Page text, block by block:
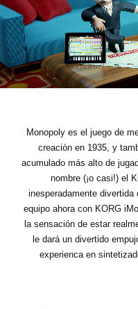
Ubicación
Redes Sociales
Monopoly es el juego de
creación en 1935, y
acumulado más alto de
nombre (¡o casi!) el
inesperadamente divertida
equipo ahora con KORG
la sensación de estar
le dará un divertido
experienca en